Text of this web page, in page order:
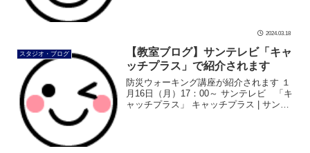
2024.03.18
スタジオ・ブログ
【教室ブログ】サンテレビ「キャ
ッチプラス」で紹介されます
防災ウォーキング講座が紹介されます １
月16日（月）17：00～ サンテレビ 「キ
ャッチプラス」 キャッチプラス | サンテ